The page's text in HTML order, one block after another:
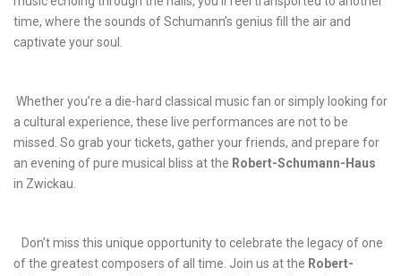
time, where the sounds of ​Schumann’s genius fill the air and ​
captivate your soul.
⁤ Whether you’re a ​die-hard‌ classical⁢ music⁢ fan or simply looking for
a cultural experience, ⁤these live performances are not⁣ to be
missed. So grab your tickets, gather your friends, ​and prepare for
an evening of pure​ musical ⁤bliss​ at the Robert-Schumann-Haus
in Zwickau.
‌ ⁢ ⁤ Don’t miss this unique opportunity to ‍celebrate ⁢the legacy⁣ of one
of the greatest composers ⁢of all time. Join us at the Robert-